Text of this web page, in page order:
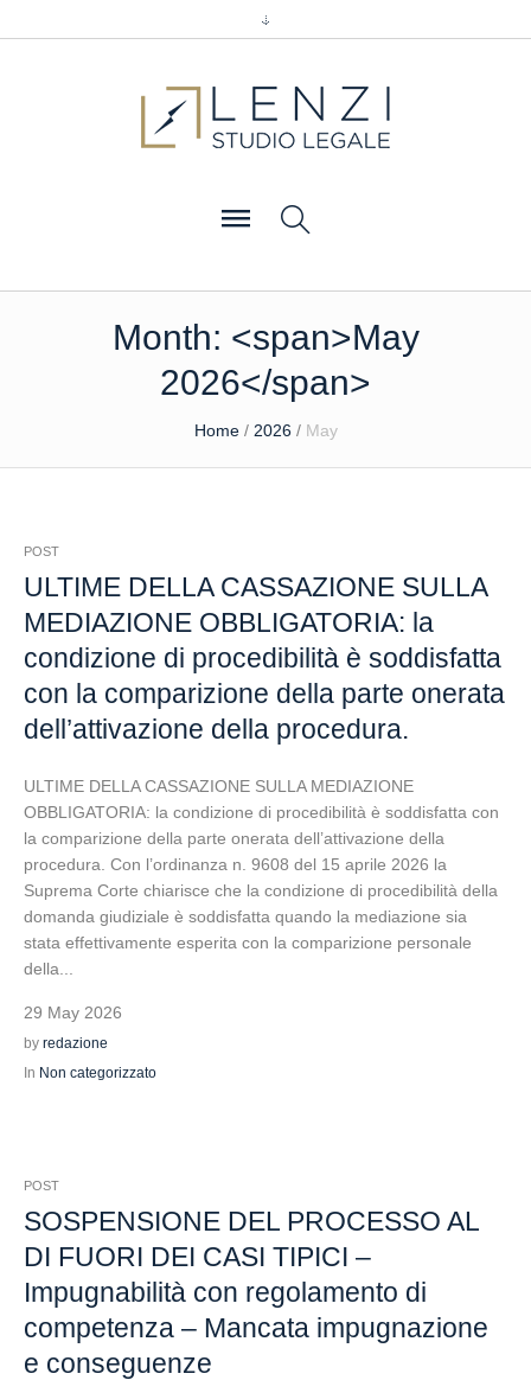
Month: <span>May
2026</span>
Home / 2026 / May
POST
ULTIME DELLA CASSAZIONE SULLA
MEDIAZIONE OBBLIGATORIA: la
condizione di procedibilità è soddisfatta
con la comparizione della parte onerata
dell’attivazione della procedura.
ULTIME DELLA CASSAZIONE SULLA MEDIAZIONE
OBBLIGATORIA: la condizione di procedibilità è soddisfatta con
la comparizione della parte onerata dell’attivazione della
procedura. Con l’ordinanza n. 9608 del 15 aprile 2026 la
Suprema Corte chiarisce che la condizione di procedibilità della
domanda giudiziale è soddisfatta quando la mediazione sia
stata effettivamente esperita con la comparizione personale
della...
29 May 2026
by redazione
In Non categorizzato
POST
SOSPENSIONE DEL PROCESSO AL
DI FUORI DEI CASI TIPICI –
Impugnabilità con regolamento di
competenza – Mancata impugnazione
e conseguenze